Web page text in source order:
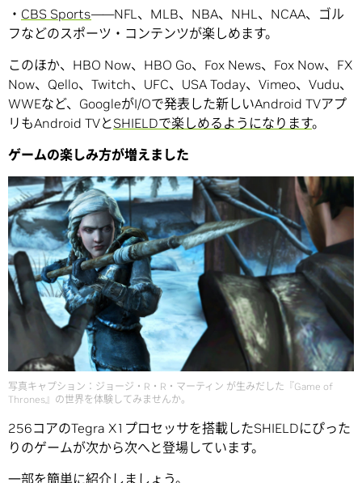
・ CBS Sports――NFL、MLB、NBA、NHL、NCAA、ゴル
フなどのスポーツ・コンテンツが楽しめます。
このほか、HBO Now、HBO Go、Fox News、Fox Now、FX
Now、Qello、Twitch、UFC、USA Today、Vimeo、Vudu、
WWEなど、GoogleがI/Oで発表した新しいAndroid TVアプ
リもAndroid TVと SHIELDで楽しめるようになります。
ゲームの楽しみ方が増えました
写真キャプション：ジョージ・R・R・マーティン が生みだした『Game of
Thrones』の世界を体験してみませんか。
256コアのTegra X1プロセッサを搭載したSHIELDにぴった
りのゲームが次から次へと登場しています。
一部を簡単に紹介しましょう。